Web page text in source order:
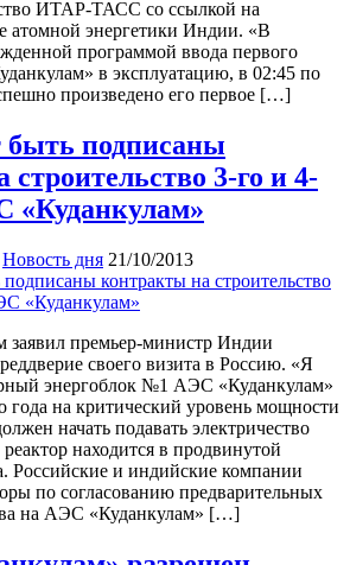
ИТАР-ТАСС со ссылкой на
атомной энергетики Индии. «В
программой ввода первого
в эксплуатацию, в 02:45 по
произведено его первое […]
быть подписаны
3-го и 4-
«Куданкулам»
Новость дня 21/10/2013
заявил премьер-министр Индии
своего визита в Россию. «Я
энергоблок №1 АЭС «Куданкулам»
года на критический уровень мощности
начать подавать электричество
находится в продвинутой
Российские и индийские компании
по согласованию предварительных
на АЭС «Куданкулам» […]